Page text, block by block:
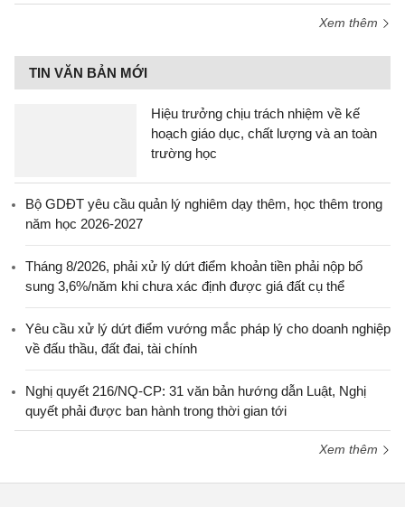
Xem thêm
TIN VĂN BẢN MỚI
Hiệu trưởng chịu trách nhiệm về kế
hoạch giáo dục, chất lượng và an toàn
trường học
Bộ GDĐT yêu cầu quản lý nghiêm dạy thêm, học thêm trong
năm học 2026-2027
Tháng 8/2026, phải xử lý dứt điểm khoản tiền phải nộp bổ
sung 3,6%/năm khi chưa xác định được giá đất cụ thể
Yêu cầu xử lý dứt điểm vướng mắc pháp lý cho doanh nghiệp
về đấu thầu, đất đai, tài chính
Nghị quyết 216/NQ-CP: 31 văn bản hướng dẫn Luật, Nghị
quyết phải được ban hành trong thời gian tới
Xem thêm